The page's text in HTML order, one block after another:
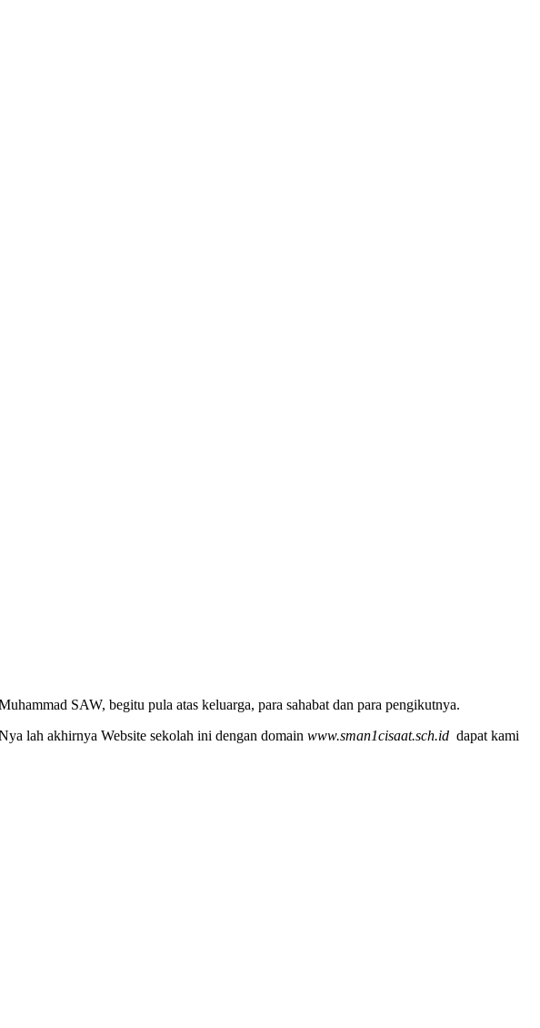
SAW, begitu pula atas keluarga, para sahabat dan para pengikutnya.
lah akhirnya Website sekolah ini dengan domain www.sman1cisaat.sch.id dapat kami